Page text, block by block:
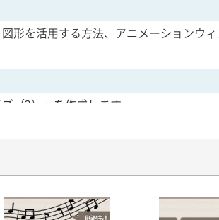
形を活用する方法、アニメーションウ
（2）」を作成します。
リッド線やガイドの表示方法を学習しま
切り出します。